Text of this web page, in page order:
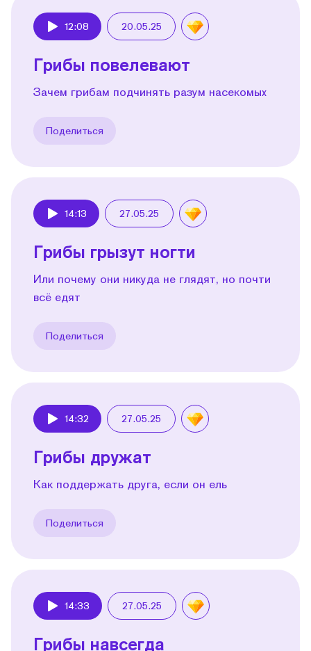
12:08 20.05.25
Грибы повелевают
Зачем грибам подчинять разум насекомых
Поделиться
14:13 27.05.25
Грибы грызут ногти
Или почему они никуда не глядят, но почти
всё едят
Поделиться
14:32 27.05.25
Грибы дружат
Как поддержать друга, если он ель
Поделиться
14:33 27.05.25
Грибы навсегда